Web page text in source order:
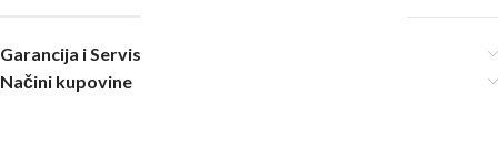
Garancija i Servis
Načini kupovine